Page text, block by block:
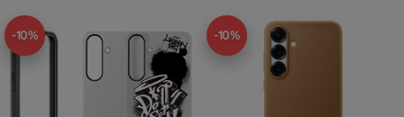
-10% -10%